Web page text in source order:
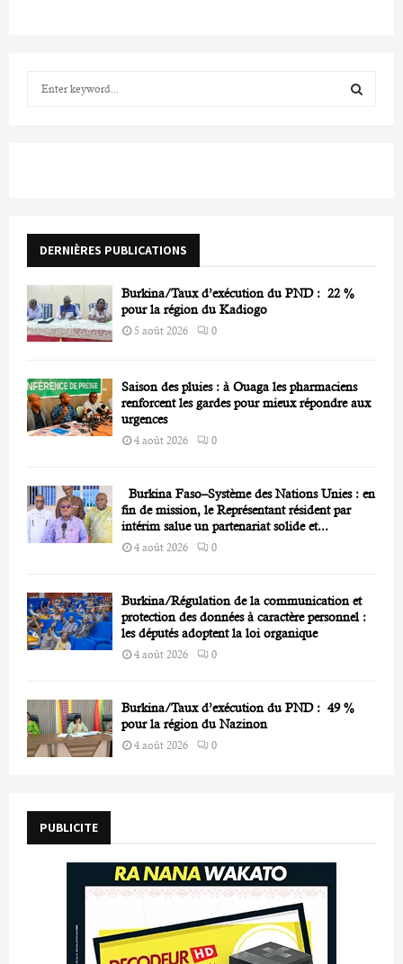
r
DERNIÈRES PUBLICATIONS
Burkina/Taux d’exécution du PND : 22 %
pour la région du Kadiogo
5 août 2026 0
Saison des pluies : à Ouaga les pharmaciens
renforcent les gardes pour mieux répondre aux
urgences
4 août 2026 0
Burkina Faso–Système des Nations Unies : en
fin de mission, le Représentant résident par
intérim salue un partenariat solide et...
4 août 2026 0
Burkina/Régulation de la communication et
protection des données à caractère personnel :
les députés adoptent la loi organique
4 août 2026 0
Burkina/Taux d’exécution du PND : 49 %
pour la région du Nazinon
4 août 2026 0
PUBLICITE